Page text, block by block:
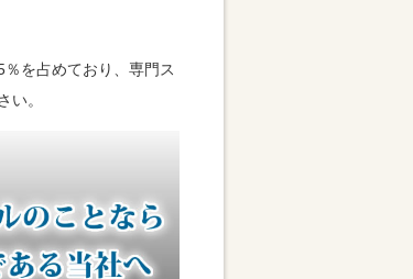
を占めており、専門ス
い。